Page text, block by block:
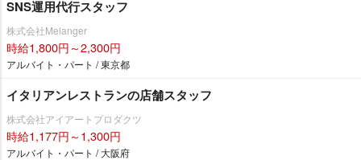
SNS運用代行スタッフ
株式会社Melanger
時給1,800円～2,300円
アルバイト・パート / 東京都
イタリアンレストランの店舗スタッフ
株式会社アイアートプロダクツ
時給1,177円～1,300円
アルバイト・パート / 大阪府